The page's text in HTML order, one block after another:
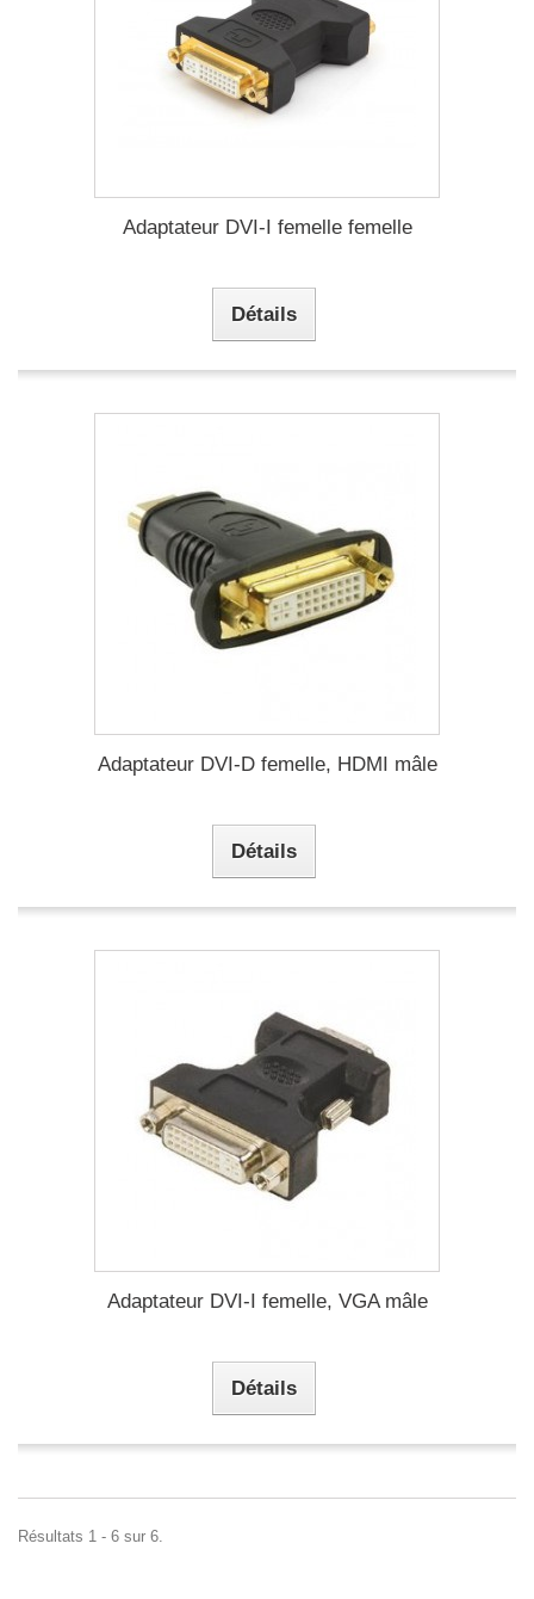
Adaptateur DVI-I femelle femelle
Détails
Adaptateur DVI-D femelle, HDMI mâle
Détails
Adaptateur DVI-I femelle, VGA mâle
Détails
Résultats 1 - 6 sur 6.